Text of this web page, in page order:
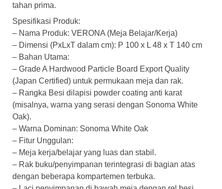
tahan prima.
Spesifikasi Produk:
– Nama Produk: VERONA (Meja Belajar/Kerja)
– Dimensi (PxLxT dalam cm): P 100 x L 48 x T 140 cm
– Bahan Utama:
– Grade A Hardwood Particle Board Export Quality
(Japan Certified) untuk permukaan meja dan rak.
– Rangka Besi dilapisi powder coating anti karat
(misalnya, warna yang serasi dengan Sonoma White
Oak).
– Warna Dominan: Sonoma White Oak
– Fitur Unggulan:
– Meja kerja/belajar yang luas dan stabil.
– Rak buku/penyimpanan terintegrasi di bagian atas
dengan beberapa kompartemen terbuka.